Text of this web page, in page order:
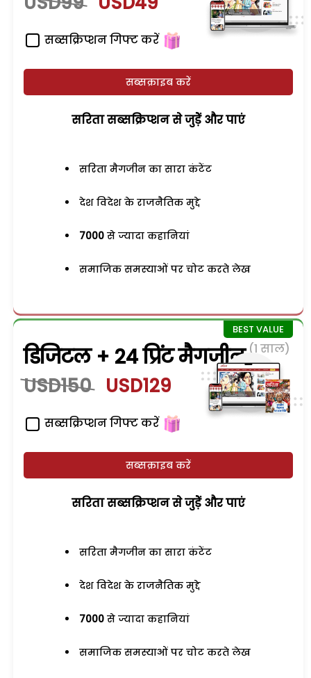
सब्सक्रिप्शन गिफ्ट करें
सब्सक्राइब करें
सरिता सब्सक्रिप्शन से जुड़ेें और पाएं
सरिता मैगजीन का सारा कंटेंट
देश विदेश के राजनैतिक मुद्दे
7000 से ज्यादा कहानियां
समाजिक समस्याओं पर चोट करते लेख
डिजिटल + 24 प्रिंट मैगजीन (1 साल)
USD150 USD129
सब्सक्रिप्शन गिफ्ट करें
सब्सक्राइब करें
सरिता सब्सक्रिप्शन से जुड़ेें और पाएं
सरिता मैगजीन का सारा कंटेंट
देश विदेश के राजनैतिक मुद्दे
7000 से ज्यादा कहानियां
समाजिक समस्याओं पर चोट करते लेख